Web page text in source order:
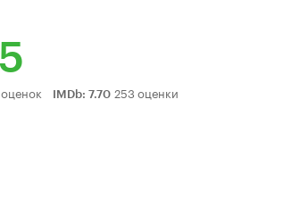
IMDb: 7.70 253 оценки